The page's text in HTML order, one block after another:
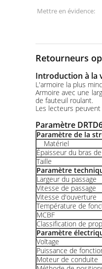
Mettre en évidence:
Retourneurs
Introduction à la
L'armoire la plus
Armoire avec une
de fauteuil roulant.
Les lecteurs
Paramètre
Paramètre de la
Matériel
Épaisseur du bras
Taille
Paramètre
Largeur du passage
Vitesse de passage
Vitesse d'ouverture
Température de
MCBF
Classification de
Paramètre
Voltage
Puissance de
Moteur de conduite